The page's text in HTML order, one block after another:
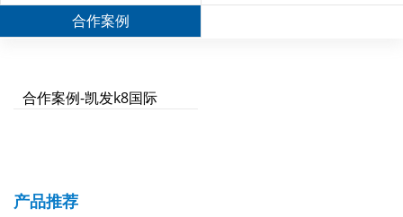
合作案例
合作案例-凯发k8国际
产品推荐